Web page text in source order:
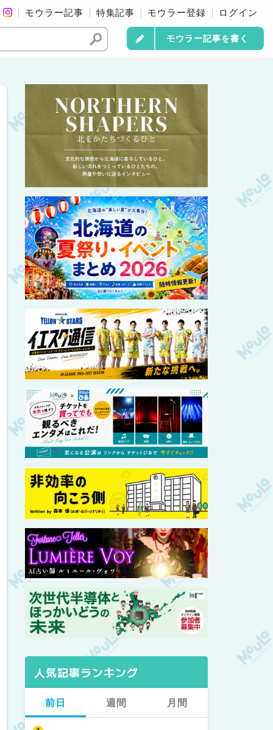
モウラー記事 特集記事 モウラー登録 ログイン
モウラー記事を書く
人気記事ランキング
前日 週間 月間